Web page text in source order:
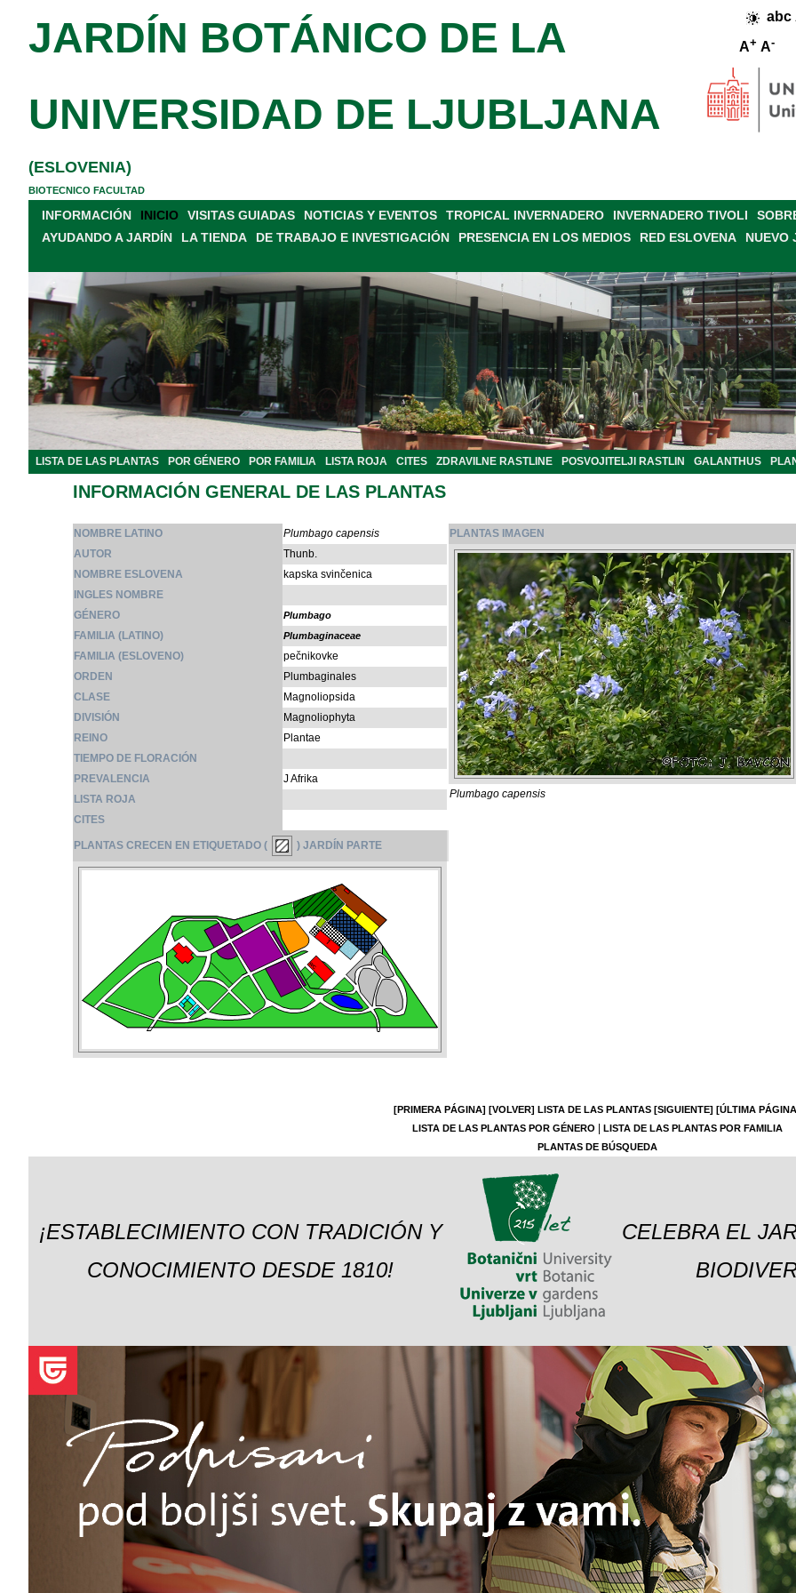
abc
A+ A-
JARDÍN BOTÁNICO DE LA
UNIVERSIDAD DE LJUBLJANA
(ESLOVENIA)
BIOTECNICO FACULTAD
INFORMACIÓN INICIO VISITAS GUIADAS NOTICIAS Y EVENTOS TROPICAL INVERNADERO INVERNADERO TIVOLI
AYUDANDO A JARDÍN
LA TIENDA DE TRABAJO E INVESTIGACIÓN PRESENCIA EN LOS MEDIOS RED ESLOVENA NUEVO
LISTA DE LAS PLANTAS POR GÉNERO POR FAMILIA LISTA ROJA CITES ZDRAVILNE RASTLINE POSVOJITELJI RASTLIN GALANTHUS
INFORMACIÓN GENERAL DE LAS PLANTAS
NOMBRE LATINO
Plumbago capensis
AUTOR
Thunb.
NOMBRE ESLOVENA
kapska svinčenica
INGLES NOMBRE
GÉNERO
Plumbago
FAMILIA (LATINO) Plumbaginaceae
FAMILIA (ESLOVENO)
pečnikovke
ORDEN
Plumbaginales
CLASE
Magnoliopsida
DIVISIÓN
Magnoliophyta
REINO
Plantae
TIEMPO DE FLORACIÓN
PREVALENCIA
J Afrika
LISTA ROJA
CITES
PLANTAS CRECEN EN ETIQUETADO ( ) JARDÍN PARTE
PLANTAS IMAGEN
Plumbago capensis
[PRIMERA PÁGINA] [VOLVER] LISTA DE LAS PLANTAS [SIGUIENTE] [ÚLTIMA
LISTA DE LAS PLANTAS POR GÉNERO
LISTA DE LAS PLANTAS POR FAMILIA
PLANTAS DE BÚSQUEDA
¡ESTABLECIMIENTO CON TRADICIÓN Y
CONOCIMIENTO DESDE 1810!
CELEBRA EL